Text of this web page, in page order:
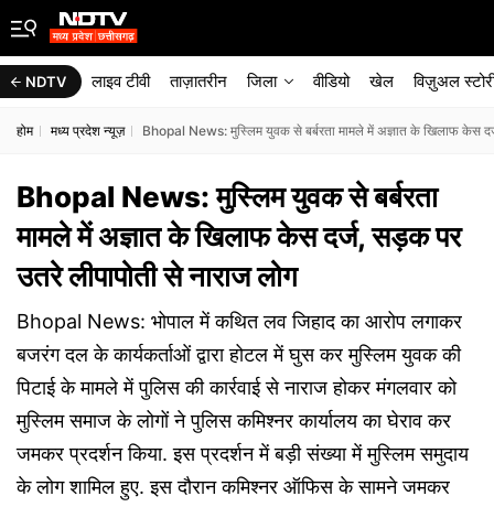
NDTV लाइव टीवी ताज़ातरीन जिला वीडियो खेल विज़ुअल
होम मध्य प्रदेश न्यूज़ Bhopal News: मुस्लिम युवक से बर्बरता मामले में अज्ञात के खिलाफ केस
Bhopal News: मुस्लिम युवक से बर्बरता
मामले में अज्ञात के खिलाफ केस दर्ज, सड़क पर
उतरे लीपापोती से नाराज लोग
Bhopal News: भोपाल में कथित लव जिहाद का आरोप लगाकर
बजरंग दल के कार्यकर्ताओं द्वारा होटल में घुस कर मुस्लिम युवक की
पिटाई के मामले में पुलिस की कार्रवाई से नाराज होकर मंगलवार को
मुस्लिम समाज के लोगों ने पुलिस कमिश्नर कार्यालय का घेराव कर
जमकर प्रदर्शन किया. इस प्रदर्शन में बड़ी संख्या में मुस्लिम समुदाय
के लोग शामिल हुए. इस दौरान कमिश्नर ऑफिस के सामने जमकर